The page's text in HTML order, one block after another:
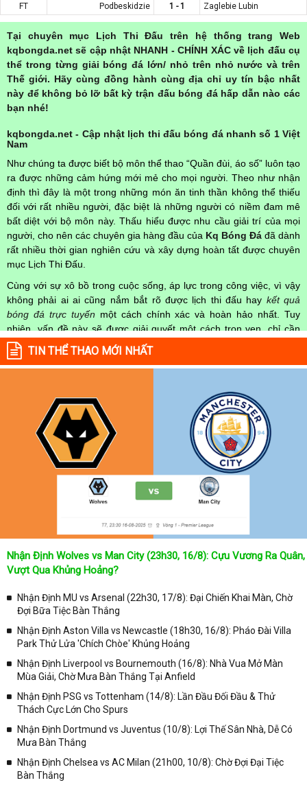
FT
Podbeskidzie 1 - 1 Zaglebie Lubin
Tại chuyên mục Lịch Thi Đấu trên hệ thống trang Web
kqbongda.net sẽ cập nhật NHANH - CHÍNH XÁC về lịch đấu cụ
thể trong từng giải bóng đá lớn/ nhỏ trên nhỏ nước và trên
Thế giới. Hãy cùng đồng hành cùng địa chỉ uy tín bậc nhất
này để không bỏ lỡ bất kỳ trận đấu bóng đá hấp dẫn nào các
bạn nhé!
kqbongda.net - Cập nhật lịch thi đấu bóng đá nhanh số 1 Việt
Nam
Như chúng ta được biết bộ môn thể thao “Quần đùi, áo số” luôn tạo
ra được những cảm hứng mới mẻ cho mọi người. Theo như nhận
định thì đây là một trong những món ăn tinh thần không thể thiếu
đối với rất nhiều người, đặc biệt là những người có niềm đam mê
bất diệt với bộ môn này. Thấu hiểu được nhu cầu giải trí của mọi
người, cho nên các chuyên gia hàng đầu của Kq Bóng Đá đã dành
rất nhiều thời gian nghiên cứu và xây dựng hoàn tất được chuyên
mục Lịch Thi Đấu.
Cùng với sự xô bồ trong cuộc sống, áp lực trong công việc, vì vậy
không phải ai ai cũng nắm bắt rõ được lịch thi đấu hay kết quả
bóng đá trực tuyến một cách chính xác và hoàn hảo nhất. Tuy
nhiên, vấn đề này sẽ được giải quyết một cách trọn vẹn, chỉ cần
truy cập vào chuyên mục
Lịch Thi Đấu
mọi người hoàn toàn nắm rõ được chính xác về thời gian các trận
đấu bóng đá Việt Nam hay trên Thế giới diễn ra trong thời gian sắp
cả 2 đội tuyển bóng đá đang đạt được.
Không chỉ dừng lại ở đó, những người hâm mộ bóng đá có thể cập
nhật được chính xác về lịch phát sóng bóng đá được tường thuật
trực tiếp ở trên những kênh truyền hình thể thao lớn nhất hiện nay
như: VTV3, K+, SCTV, Thể thao TV,... Nếu như bạn không muốn
bỏ lỡ bất kỳ một trận đấu bóng đá nào trong từng mùa giải, hãy
thường xuyên vào chuyên mụcLịch Thi Đấutại chuyên trang
để cập nhật thông tin chính xác nhất nhé!
Lịch thi đấu được cập nhật chính xác trong toàn bộ các giải
Tại Lịch Thi Đấu của chuyên trang kqbongda.net
sẽ cập nhanh
chóng và chính xác nhất thời gian từng trận đấu bóng đá diễn ra ở
trong từng giải đấu như:
✓ Giải đấu bóng đá Ngoại hạng Anh;
✓ Giải bóng Cúp C1 Châu Âu;
✓ Giải VĐQG Tây Ban Nha;
✓ VĐQG Đức;
✓ VĐQG Pháp;
✓ Liên Đoàn Anh;
TIN THỂ THAO MỚI NHẤT
Nhận Định Wolves vs Man City (23h30, 16/8): Cựu Vương Ra Quân,
Vượt Qua Khủng Hoảng?
Nhận Định MU vs Arsenal (22h30, 17/8): Đại Chiến Khai Màn, Chờ
Đợi Bữa Tiệc Bàn Thắng
Nhận Định Aston Villa vs Newcastle (18h30, 16/8): Pháo Đài Villa
Park Thử Lửa 'Chích Chòe' Khủng Hoảng
Nhận Định Liverpool vs Bournemouth (16/8): Nhà Vua Mở Màn
Mùa Giải, Chờ Mưa Bàn Thắng Tại Anfield
Nhận Định PSG vs Tottenham (14/8): Lần Đầu Đối Đầu & Thử
Thách Cực Lớn Cho Spurs
Nhận Định Dortmund vs Juventus (10/8): Lợi Thế Sân Nhà, Dễ Có
Mưa Bàn Thắng
Nhận Định Chelsea vs AC Milan (21h00, 10/8): Chờ Đợi Đại Tiệc
Bàn Thắng